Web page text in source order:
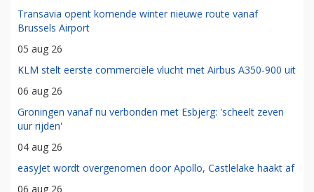
Transavia opent komende winter nieuwe route vanaf
Brussels Airport
05 aug 26
KLM stelt eerste commerciële vlucht met Airbus A350-900 uit
06 aug 26
Groningen vanaf nu verbonden met Esbjerg: 'scheelt zeven
uur rijden'
04 aug 26
easyJet wordt overgenomen door Apollo, Castlelake haakt af
06 aug 26